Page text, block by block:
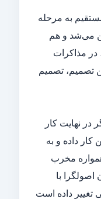
به مرحله
می‌شد و هم
در مذاکرات
تصمیم، تصمیم
در نهایت کار
کار داده و به
مخرب
با
تغییر داده است